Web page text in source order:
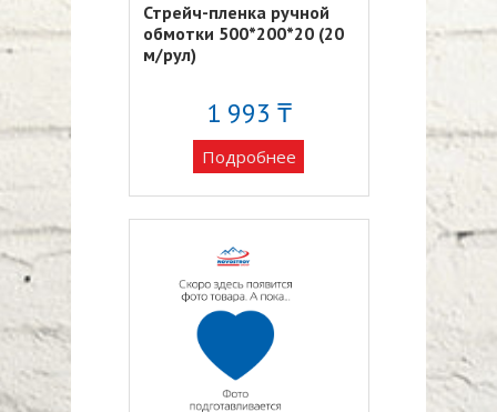
Стрейч-пленка ручной
обмотки 500*200*20 (20
м/рул)
1 993 ₸
Подробнее